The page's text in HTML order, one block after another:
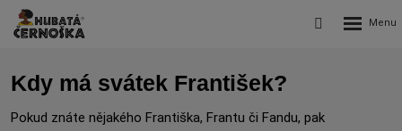
Vyhledávání
Rozbalení
Kdy má svátek František?
Pokud znáte nějakého Františka, Frantu či Fandu, pak